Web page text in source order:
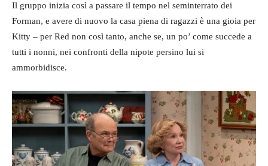
Il gruppo inizia così a passare il tempo nel seminterrato dei
Forman, e avere di nuovo la casa piena di ragazzi è una gioia per
Kitty – per Red non così tanto, anche se, un po’ come succede a
tutti i nonni, nei confronti della nipote persino lui si
ammorbidisce.